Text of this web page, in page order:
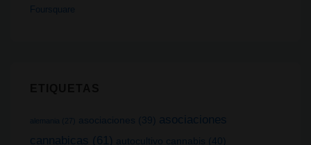
Foursquare
alemania (27) asociaciones (39)
asociaciones
cannabicas (61) autocultivo cannabis (40)